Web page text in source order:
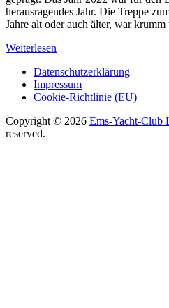
herausragendes Jahr. Die Treppe
Jahre alt oder auch älter, war
Weiterlesen
Datenschutzerklärung
Impressum
Cookie-Richtlinie (EU)
Copyright © 2026 Ems-Yacht-Club
reserved.